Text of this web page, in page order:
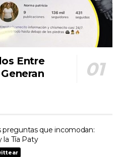
Entre
preguntas que incomodan:
la Tía Paty